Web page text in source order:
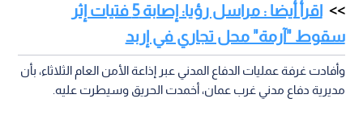
اقرأ أيضا : مراسل رؤيا: إصابة 5 فتيات إثر
سقوط "آرمة" محل تجاري في إربد
وأفادت غرفة عمليات الدفاع المدني عبر إذاعة الأمن العام الثلاثاء، بأن
مديرية دفاع مدني غرب عمان، أخمدت الحريق وسيطرت عليه.